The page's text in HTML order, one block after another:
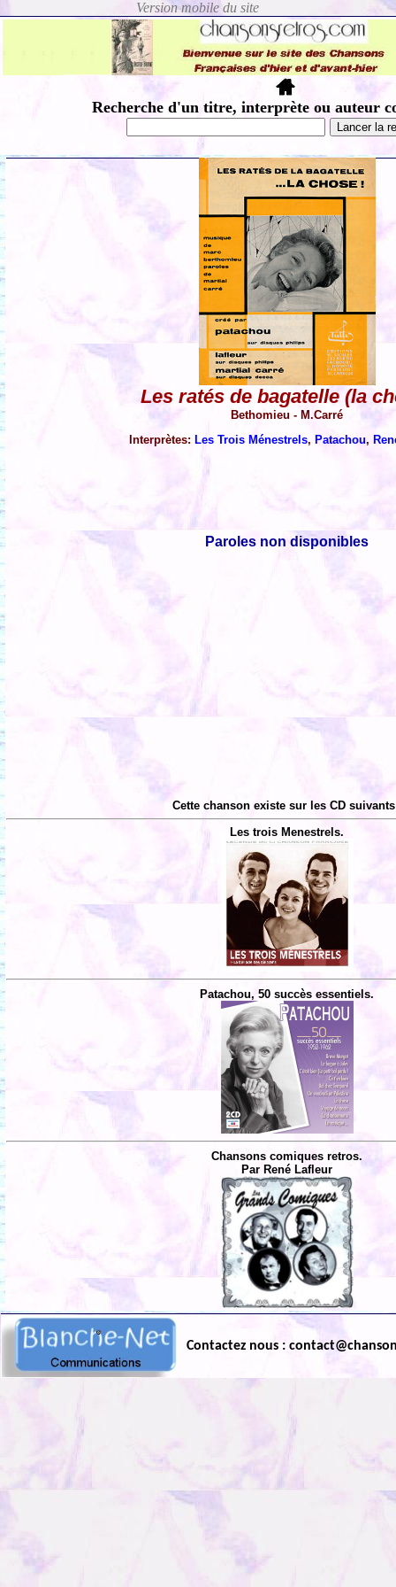
Recherche d'un titre, interprète ou auteur
Les ratés de bagatelle (la
Bethomieu - M.Carré
Interprètes: Les Trois Ménestrels, Patachou,
Paroles non disponibles
Cette chanson existe sur les CD
Les trois Menestrels.
Patachou, 50 succès essentiels.
Chansons comiques retros.
Par René Lafleur
Contactez nous :